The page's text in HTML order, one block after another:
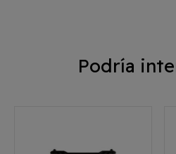
Podría